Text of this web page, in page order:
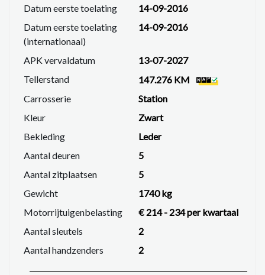
Datum eerste toelating
14-09-2016
Datum eerste toelating
(internationaal)
14-09-2016
APK vervaldatum
13-07-2027
Tellerstand
147.276 KM
Carrosserie
Station
Kleur
Zwart
Bekleding
Leder
Aantal deuren
5
Aantal zitplaatsen
5
Gewicht
1740 kg
Motorrijtuigenbelasting
€ 214 - 234 per kwartaal
Aantal sleutels
2
Aantal handzenders
2